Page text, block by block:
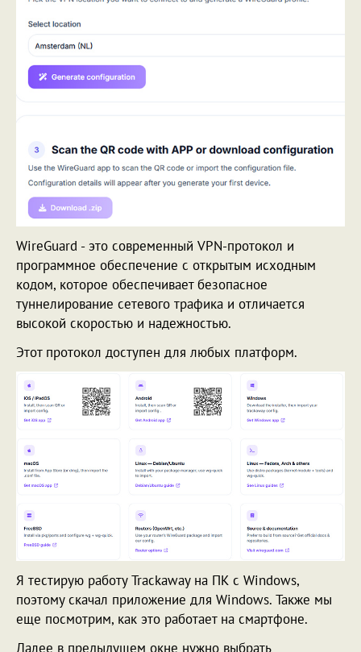
WireGuard - это современный VPN-протокол и
программное обеспечение с открытым исходным
кодом, которое обеспечивает безопасное
туннелирование сетевого трафика и отличается
высокой скоростью и надежностью.
Этот протокол доступен для любых платформ.
Я тестирую работу Trackaway на ПК с Windows,
поэтому скачал приложение для Windows. Также мы
еще посмотрим, как это работает на смартфоне.
Далее в предыдущем окне нужно выбрать